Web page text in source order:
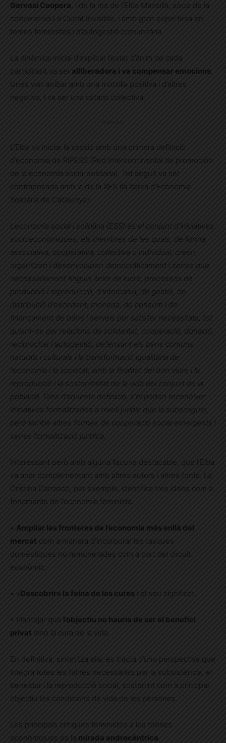
Gervasi Coopera, i de la mà de l’Elba Mansilla, sòcia de la
cooperativa La Ciutat Invisible, i amb gran expertesa en
temes feministes i d’autogestió comunitària.
La dinàmica inicial d’explicar l’estat d’ànim de cada
participant va ser alliberadora i va compensar emocions.
Unes van arribar amb una motxilla positiva i d’altres
negativa, i va ser una catarsi col·lectiva.
L’Elba va iniciar la sessió amb una primera definició
d’economia de RIPESS (Red intercontinental de promoción
de la economía social solidaria). Tot seguit va ser
contraposada amb la de la XES (la Xarxa d’Economia
Solidària de Catalunya):
L’economia social i solidària (ESS) és el conjunt d’iniciatives
socioeconòmiques, els membres de les quals, de forma
associativa, cooperativa, col·lectiva o individual, creen,
organitzen i desenvolupen democràticament i sense que
necessàriament tinguin ànim de lucre, processos de
producció i reproducció, d’intercanvi, de gestió, de
distribució d’excedent, moneda, de consum i de
finançament de béns i serveis per satisfer necessitats, tot
guiant-se per relacions de solidaritat, cooperació, donació,
reciprocitat i autogestió, defensant els béns comuns
naturals i culturals i la transformació igualitària de
l’economia i la societat, amb la finalitat del bon viure i la
reproducció i la sostenibilitat de la vida del conjunt de la
població. Dins d’aquesta definició, s’hi poden reconèixer
iniciatives formalitzades a nivell jurídic que la subscriguin,
però també altres formes de cooperació social emergents i
sense formalització jurídica.
Interessant però amb alguna llacuna destacable, que l’Elba
va anar complementant amb altres autors i altres fonts. La
Cristina Carrasco, per exemple, identifica tres idees com a
fonaments de l’economia feminista:
• Ampliar les fronteres de l’economia més enllà del
mercat com a manera d’incorporar les tasques
domèstiques no remunerades com a part del circuit
econòmic.
• «Descobrir» la feina de les cures i el seu significat.
• Plantejar que l’objectiu no hauria de ser el benefici
privat sinó la cura de la vida.
En definitiva, sintetitza ella, es tracta d’una perspectiva que
integra totes les feines necessàries per la subsistència, el
benestar i la reproducció social, sostenint com a principal
objectiu les condicions de vida de les persones.
Les principals crítiques feministes a les teories
econòmiques és la mirada androcèntrica